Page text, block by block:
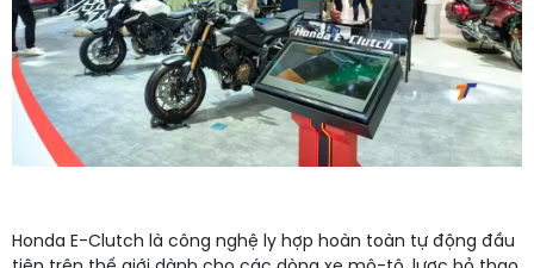
Honda E-Clutch là công nghệ ly hợp hoàn toàn tự động đầu